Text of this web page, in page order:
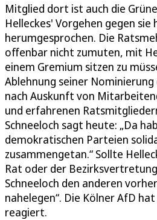
Mitglied dort ist auch die
Helleckes' Vorgehen gegen sie
herumgesprochen. Die
offenbar nicht zumuten, mit
einem Gremium sitzen zu
Ablehnung seiner
nach Auskunft von
und erfahrenen
Schneeloch sagt heute: „Da
demokratischen Parteien
zusammengetan.“ Sollte
Rat oder der
Schneeloch den anderen
nahelegen“. Die Kölner AfD
reagiert.